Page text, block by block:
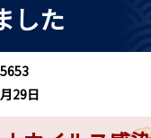
した
29日